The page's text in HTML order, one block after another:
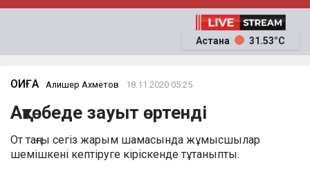
ЭКОНОМИКА
ОҚИҒА
News
Астана 31.53°C
ОҚИҒА Алишер Ахметов 18.11.2020 05:25
Ақтөбеде зауыт өртенді
От таңғы сегіз жарым шамасында жұмысшылар
шемішкені кептіруге кіріскенде тұтаныпты.